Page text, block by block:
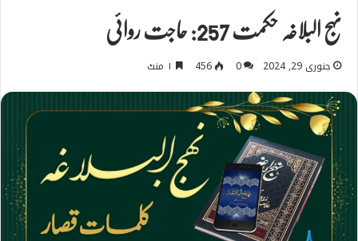
نہج البلاغہ حکمت 257: حاجت روائی
جنوری 29, 2024 0
456